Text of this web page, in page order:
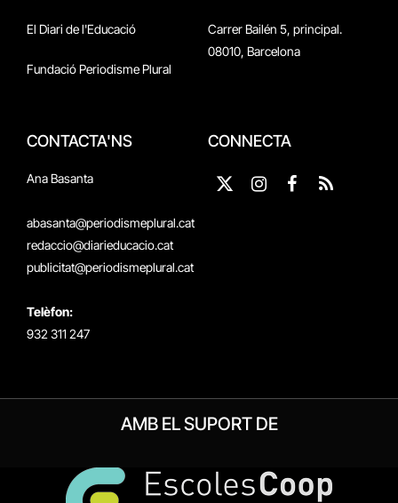
El Diari de l'Educació
Fundació Periodisme Plural
Carrer Bailén 5, principal.
08010, Barcelona
CONTACTA'NS
Ana Basanta
abasanta@periodismeplural.cat
redaccio@diarieducacio.cat
publicitat@periodismeplural.cat
Telèfon:
932 311 247
CONNECTA
X
InstagramFacebook
RSS
AMB EL SUPORT DE